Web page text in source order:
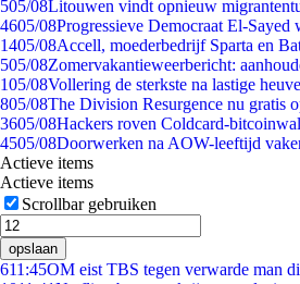
505/08Litouwen vindt opnieuw
4605/08Progressieve Democraat El-
1405/08Accell, moederbedrijf Sparta en
505/08Zomervakantieweerbericht:
105/08Vollering de sterkste na lastige
805/08The Division Resurgence nu gratis
3605/08Hackers roven Coldcard-
4505/08Doorwerken na AOW-leeftijd
Actieve items
Actieve items
Scrollbar gebruiken
opslaan
611:45OM eist TBS tegen verwarde man